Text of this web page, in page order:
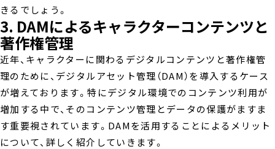
きるでしょう。
3. DAMによるキャラクターコンテンツと
著作権管理
近年、キャラクターに関わるデジタルコンテンツと著作権管
理のために、デジタルアセット管理（DAM）を導入するケース
が増えております。特にデジタル環境でのコンテンツ利用が
増加する中で、そのコンテンツ管理とデータの保護がますま
す重要視されています。DAMを活用することによるメリット
について、詳しく紹介していきます。